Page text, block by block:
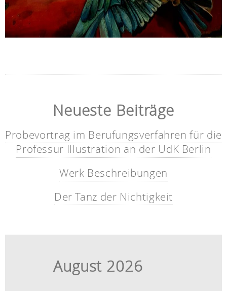
Neueste Beiträge
Probevortrag im Berufungsverfahren für die
Professur Illustration an der UdK Berlin
Werk Beschreibungen
Der Tanz der Nichtigkeit
August 2026